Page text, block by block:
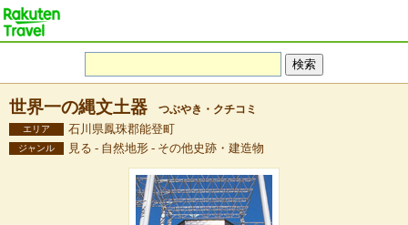
世界一の縄文土器 つぶやき・クチコミ
エリア 石川県鳳珠郡能登町
ジャンル 見る - 自然地形 - その他史跡・建造物